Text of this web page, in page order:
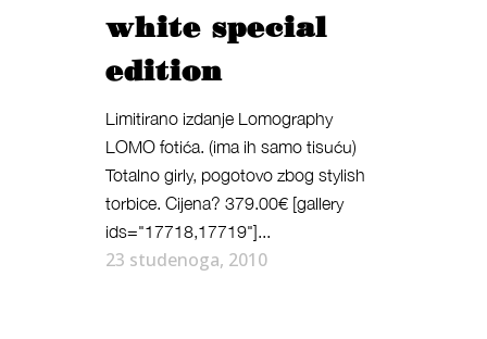
white special
edition
Limitirano izdanje Lomography
LOMO fotića. (ima ih samo tisuću)
Totalno girly, pogotovo zbog stylish
torbice. Cijena? 379.00€ [gallery
ids="17718,17719"]...
23 studenoga, 2010